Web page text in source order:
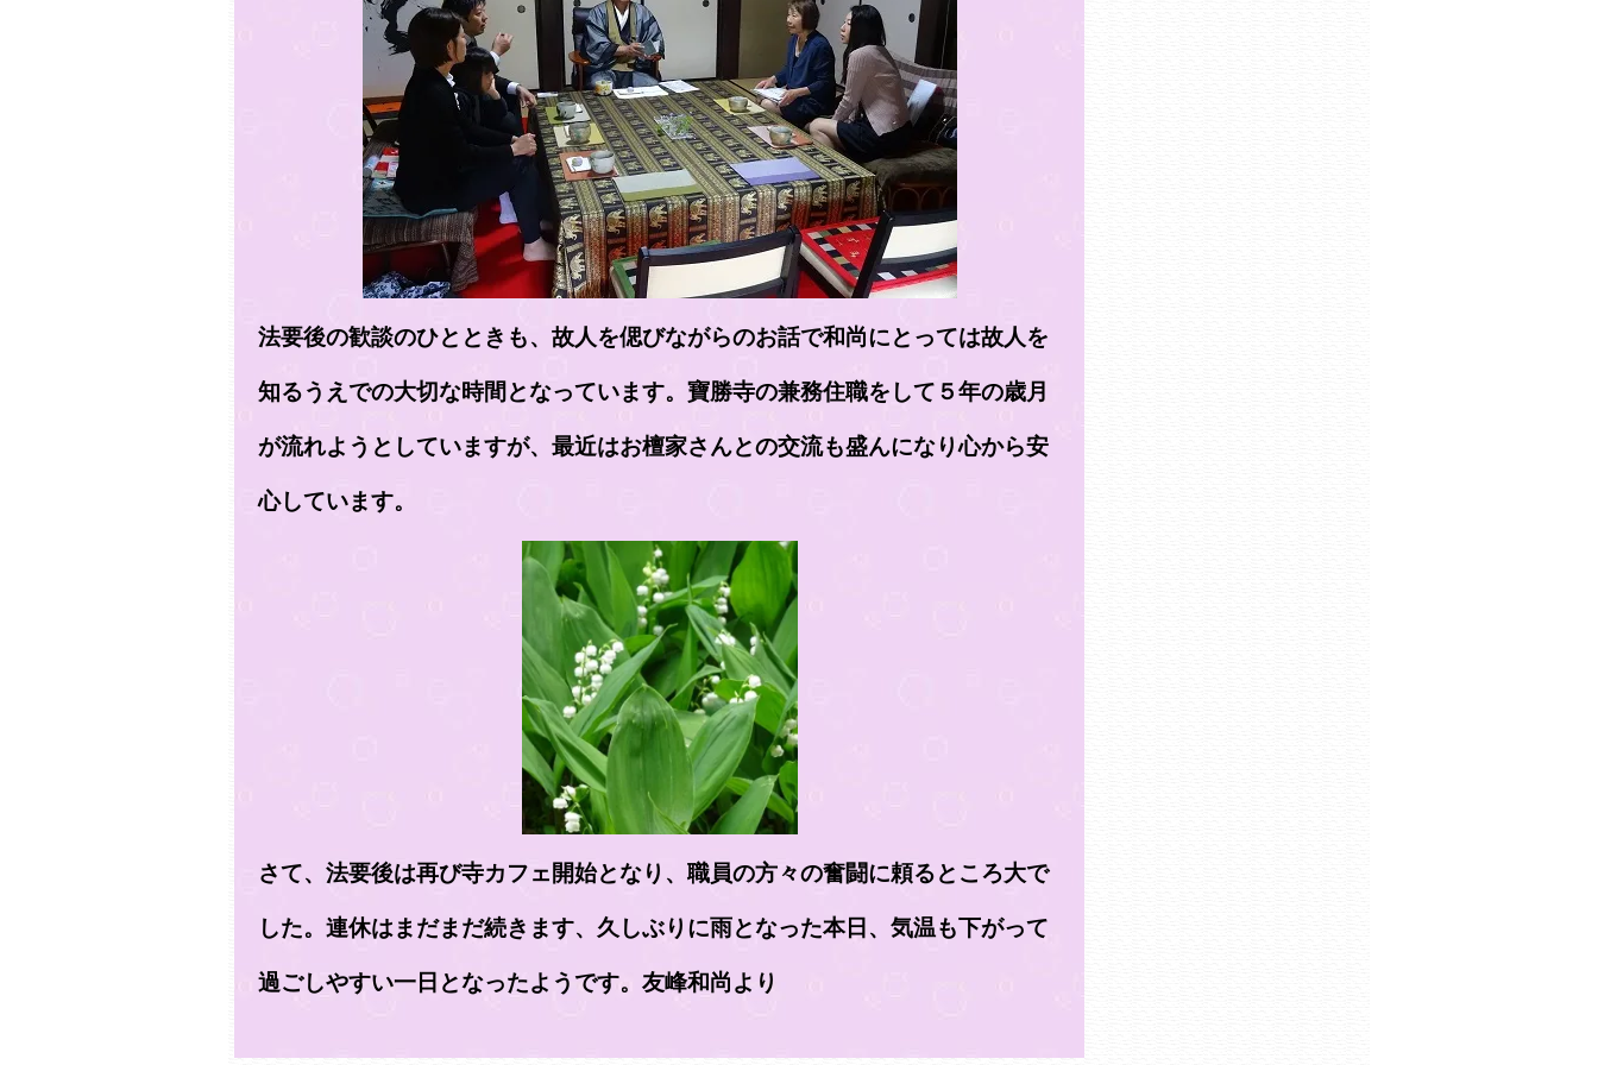
法要後の歓談のひとときも、故人を偲びながらのお話で和尚にとっては故人を
知るうえでの大切な時間となっています。‏寶勝寺の兼務住職をして５年の歳月
が流れようとしていますが、最近はお檀家さんとの交流も盛んになり心から安
さて、法要後は再び寺カフェ開始となり、職員の方々の奮闘に頼るところ大で
した。‏連休はまだまだ続きます、久しぶりに雨となった本日、気温も下がって
過ごしやすい一日となったようです。‏友峰和尚より